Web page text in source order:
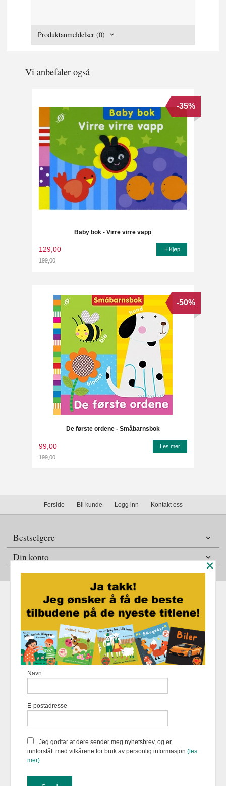
Produktanmeldelser (0)
Vi anbefaler også
Baby bok - Virre virre vapp
129,00
199,00
-35%
Kjøp
De første ordene - Småbarnsbok
99,00
199,00
-50%
Les mer
Forside Bli kunde Logg inn Kontakt oss
Bestselgere
Din konto
Kjøpsbetingelser Sikkerhet og personvern
Nyhetsbrev
Foretaksregisteret 883 957 652
du får en bedre kjøpsopplevelse og
bruker cookies hovedsaklig til å
hva du har puttet i handlekurven
din. Fortsett å bruke siden som
mer
×
Navn
E-postadresse
Jeg godtar at dere sender meg nyhetsbrev, og er
innforstått med vilkårene for bruk av personlig informasjon(les
mer)